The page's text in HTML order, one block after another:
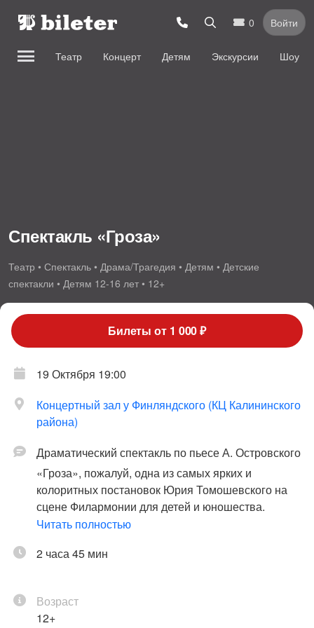
0 Войти
Театр Концерт Детям Экскурсии Шоу
Спектакль «Гроза»
Театр • Спектакль • Драма/Трагедия • Детям • Детские
спектакли • Детям 12-16 лет • 12+
Билеты от 1 000 ₽
19 Октября 19:00
Концертный зал у Финляндского (КЦ Калининского
района)
Драматический спектакль по пьесе А. Островского
«Гроза», пожалуй, одна из самых ярких и
колоритных постановок Юрия Томошевского на
сцене Филармонии для детей и юношества.
Хрестоматийное «темное царство» обретает здесь
современному зрителю: свекровь Кабаниха, –
наконец, тихая душа, почти ребенок, которой
суждено побороться за самое себя и за свою
Читать полностью
2 часа 45 мин
Возраст
12+